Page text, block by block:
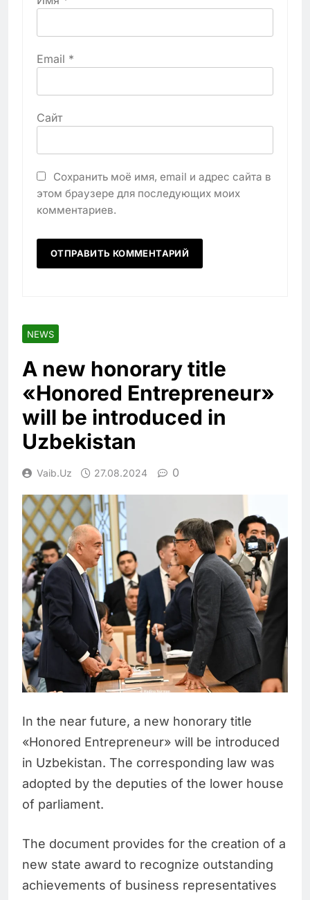
Email *
Сайт
Сохранить моё имя, email и адрес сайта в
этом браузере для последующих моих
комментариев.
NEWS
A new honorary title
«Honored Entrepreneur»
will be introduced in
Uzbekistan
Vaib.uz 27.08.2024 0
In the near future, a new honorary title
«Honored Entrepreneur» will be introduced
in Uzbekistan. The corresponding law was
adopted by the deputies of the lower house
of parliament.
The document provides for the creation of a
new state award to recognize outstanding
achievements of business representatives